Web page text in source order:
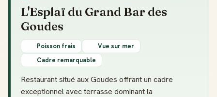
L'Esplaï du Grand Bar des
Goudes
Poisson frais
Vue sur mer
Cadre remarquable
Restaurant situé aux Goudes offrant un cadre
exceptionnel avec terrasse dominant la